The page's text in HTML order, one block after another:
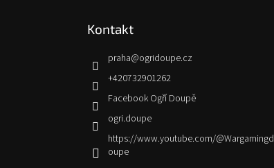
Kontakt
praha@ogridoupe.cz
+420732901262
Facebook Ogří Doupě
ogri.doupe
https://www.youtube.com/@Wargamingd
oupe